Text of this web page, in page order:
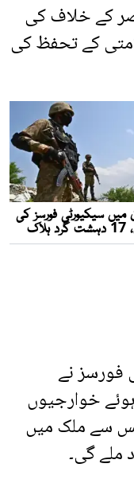
کے خلاف کی
کے تحفظ کی
فورسز نے
خوارجیوں
جس سے ملک میں
ملے گی۔